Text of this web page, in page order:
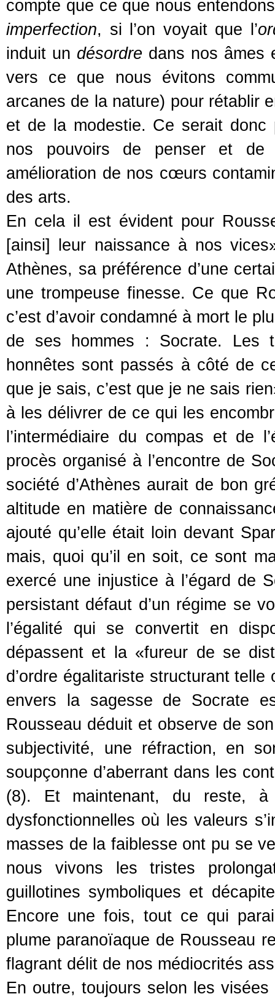
compte que ce que nous
imperfection, si l’on voyait que l’
induit un désordre dans nos âmes
vers ce que nous évitons
arcanes de la nature) pour rétablir
et de la modestie. Ce serait donc
nos pouvoirs de penser et de
amélioration de nos cœurs
des arts.
En cela il est évident pour
[ainsi] leur naissance à nos
Athènes, sa préférence d’une
une trompeuse finesse. Ce que
c’est d’avoir condamné à mort le
de ses hommes : Socrate. Les
honnêtes sont passés à côté de
que je sais, c’est que je ne sais
à les délivrer de ce qui les
l’intermédiaire du compas et de
procès organisé à l’encontre de
société d’Athènes aurait de bon
altitude en matière de
ajouté qu’elle était loin devant
mais, quoi qu’il en soit, ce sont
exercé une injustice à l’égard de
persistant défaut d’un régime se
l’égalité qui se convertit en
dépassent et la «fureur de se
d’ordre égalitariste structurant
envers la sagesse de Socrate
Rousseau déduit et observe de
subjectivité, une réfraction, en
soupçonne d’aberrant dans les
(8). Et maintenant, du reste, à
dysfonctionnelles où les valeurs
masses de la faiblesse ont pu se
nous vivons les tristes
guillotines symboliques et
Encore une fois, tout ce qui
plume paranoïaque de Rousseau
flagrant délit de nos médiocrités
En outre, toujours selon les